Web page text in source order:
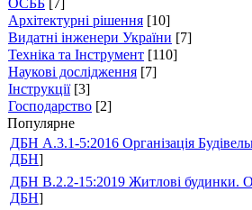
Архітектурні рішення [10]
Видатні інженери України [7]
Техніка та Інструмент [110]
Наукові дослідження [7]
Інструкції [3]
Господарство [2]
Популярне
ДБН А.3.1-5:2016 Організація
ДБН]
ДБН В.2.2-15:2019 Житлові будинки.
ДБН]